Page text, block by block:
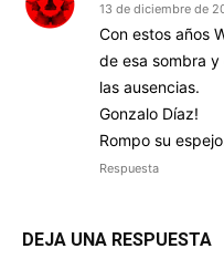
13 de diciembre de
Con estos años
de esa sombra
las ausencias.
Gonzalo Díaz!
Rompo su
Respuesta
DEJA UNA RESPUESTA